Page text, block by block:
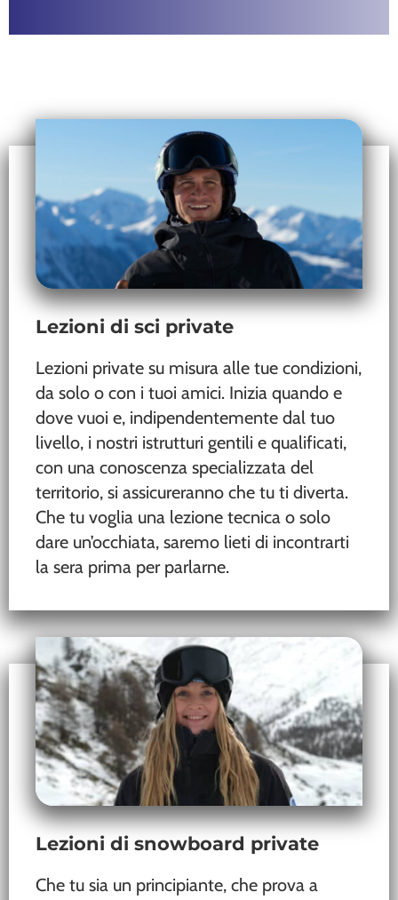
Lezioni di sci private
Lezioni private su misura alle tue condizioni,
da solo o con i tuoi amici. Inizia quando e
dove vuoi e, indipendentemente dal tuo
livello, i nostri istrutturi gentili e qualificati,
con una conoscenza specializzata del
territorio, si assicureranno che tu ti diverta.
Che tu voglia una lezione tecnica o solo
dare un’occhiata, saremo lieti di incontrarti
la sera prima per parlarne.
Lezioni di snowboard private
Che tu sia un principiante, che prova a